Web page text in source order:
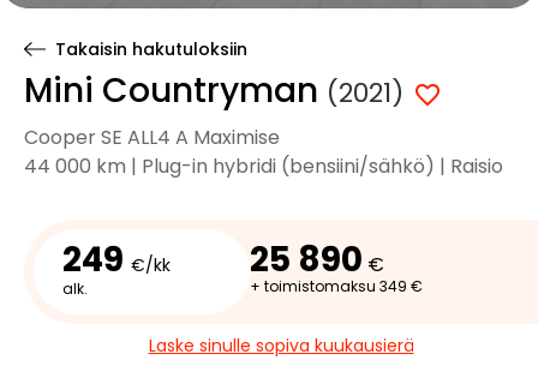
Takaisin hakutuloksiin
Mini Countryman (2021)
Cooper SE ALL4 A Maximise
44 000 km | Plug-in hybridi (bensiini/sähkö) | Raisio
249 €/kk
alk.
25 890 €
+ toimistomaksu 349 €
Laske sinulle sopiva kuukausierä